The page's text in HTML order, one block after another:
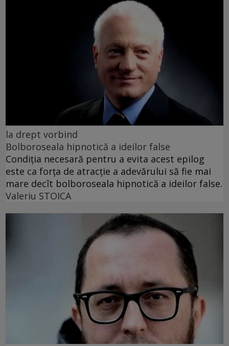
la drept vorbind
Bolboroseala hipnotică a ideilor false
Condiția necesară pentru a evita acest epilog
este ca forța de atracție a adevărului să fie mai
mare decît bolboroseala hipnotică a ideilor false.
Valeriu STOICA